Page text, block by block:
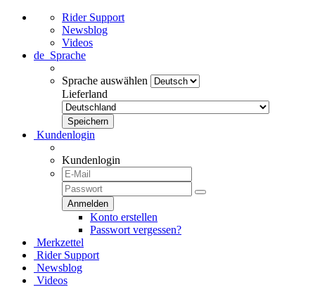
Rider Support
Newsblog
Videos
de Sprache
Sprache auswählen
Lieferland
Kundenlogin
Kundenlogin
Konto erstellen
Passwort vergessen?
Merkzettel
Rider Support
Newsblog
Videos